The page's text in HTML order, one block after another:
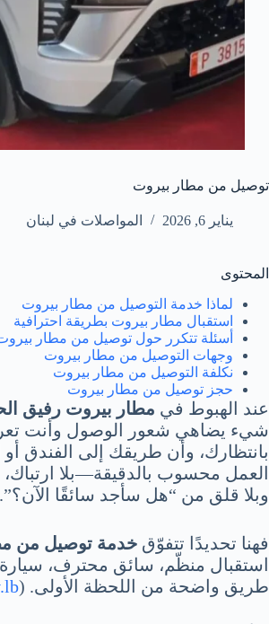
توصيل من مطار بيروت
يناير 6, 2026 المواصلات في لبنان
المحتوى
لماذا خدمة التوصيل من مطار بيروت
استقبال مطار بيروت بطريقة احترافية
أسئلة تتكرر حول توصيل من مطار
وجهات التوصيل من مطار بيروت
نكلفة التوصيل من مطار بيروت
حجز توصيل من مطار بيروت
عند الهبوط في مطار بيروت رفيق
شيء يضاهي شعور الوصول وأنت
بانتظارك، وأن طريقك إلى الفندق أو
العمل محسوب بالدقيقة—بلا
وبلا قلق من “هل سأجد سائقًا الآن؟”.
فهنا تحديدًا تتفوّق خدمة توصيل من
استقبال منظّم، سائق محترف،
طريق واضحة من اللحظة الأولى. (